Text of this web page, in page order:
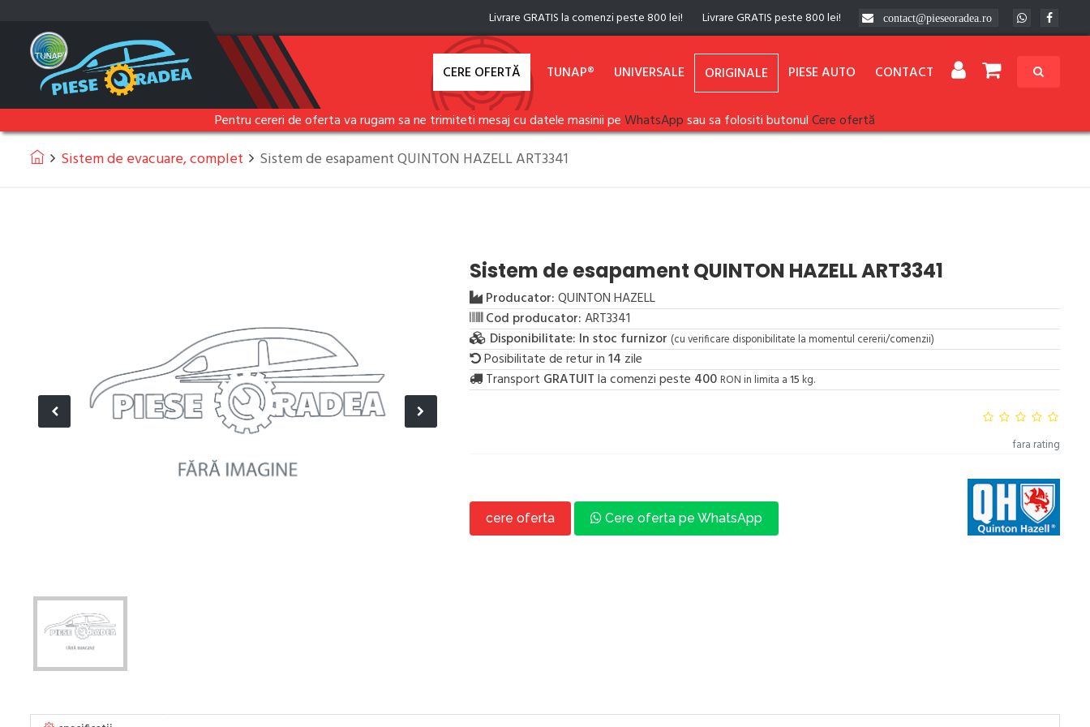
Livrare GRATIS la comenzi peste 800 lei! Livrare GRATIS peste 800 lei! contact@pieseoradea.ro
CERE OFERTĂ TUNAP® UNIVERSALE ORIGINALE PIESE AUTO CONTACT
Pentru cereri de oferta va rugam sa ne trimiteti mesaj cu datele masinii peWhatsAppsau sa folositi butonulCere ofertă
Sistem de evacuare, complet Sistem de esapament QUINTON HAZELL ART3341
Sistem de esapament QUINTON HAZELL ART3341
Producator:QUINTON HAZELL
Cod producator:ART3341
Disponibilitate: In stoc furnizor (cu verificare disponibilitate la momentul cererii/comenzii)
Posibilitate de retur in14 zile
Transport GRATUITla comenzi peste 400 RON in limita a15 kg.
fara rating
cere oferta Cere oferta pe WhatsApp